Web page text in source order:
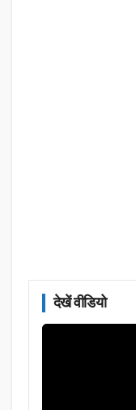
देखें वीडियो